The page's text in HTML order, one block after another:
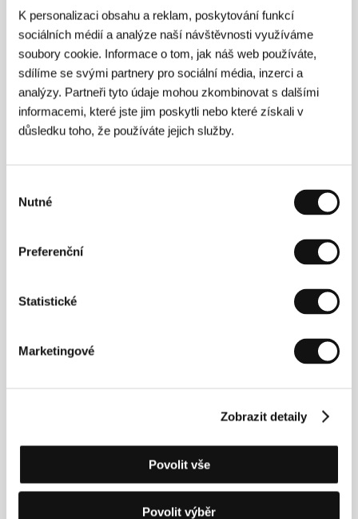
K personalizaci obsahu a reklam, poskytování funkcí
sociálních médií a analýze naší návštěvnosti využíváme
soubory cookie. Informace o tom, jak náš web používáte,
sdílíme se svými partnery pro sociální média, inzerci a
analýzy. Partneři tyto údaje mohou zkombinovat s dalšími
informacemi, které jste jim poskytli nebo které získali v
důsledku toho, že používáte jejich služby.
souhlasu
Nutné
Preferenční
Statistické
Marketingové
Zobrazit detaily
Povolit vše
Povolit výběr
20 min / Barevný, 16 mm
Režie Ben Rivers/ Scénář Ben Rivers/ Kamera
Ben Rivers/ StřihBen Rivers/ ProducentBen
Rivers/ KontaktLUX
Waterlow Park Centre, Dartmouth Park Hill, N19 5JF,
London
E-mail:distribution@lux.org.uk